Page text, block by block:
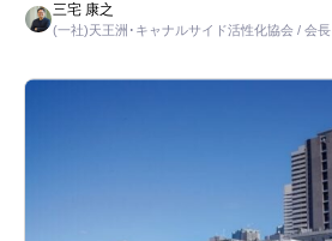
三宅 康之
(一社)天王洲･キャナルサイド活性化協会 / 会長